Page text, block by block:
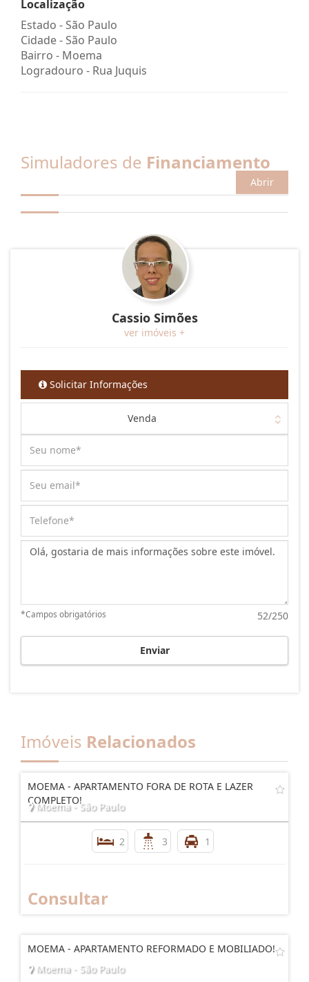
Localização
Estado -São Paulo
Cidade -São Paulo
Bairro - Moema
Logradouro - Rua Juquis
Simuladores de Financiamento
Abrir
Cassio Simões
ver imóveis +
Solicitar Informações
Venda
Mensagem:
52/250
*Campos obrigatórios
Enviar
Imóveis Relacionados
MOEMA - APARTAMENTO FORA DE ROTA E LAZER
COMPLETO!
Moema - São Paulo
2 3 1
Consultar
MOEMA - APARTAMENTO REFORMADO E MOBILIADO!
Moema - São Paulo